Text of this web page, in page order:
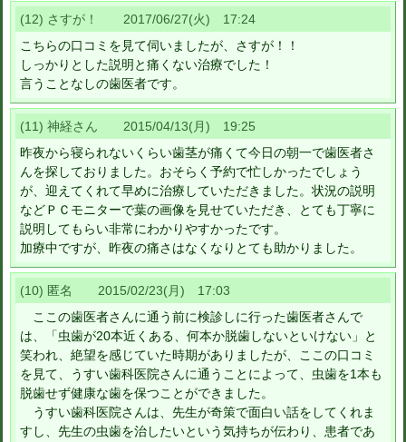
(12) さすが！ 2017/06/27(火) 17:24
こちらの口コミを見て伺いましたが、さすが！！
しっかりとした説明と痛くない治療でした！
言うことなしの歯医者です。
(11) 神経さん 2015/04/13(月) 19:25
昨夜から寝られないくらい歯茎が痛くて今日の朝一で歯医者さ
んを探しておりました。おそらく予約で忙しかったでしょう
が、迎えてくれて早めに治療していただきました。状況の説明
などＰＣモニターで葉の画像を見せていただき、とても丁寧に
説明してもらい非常にわかりやすかったです。
加療中ですが、昨夜の痛さはなくなりとても助かりました。
(10) 匿名 2015/02/23(月) 17:03
ここの歯医者さんに通う前に検診しに行った歯医者さんで
は、「虫歯が20本近くある、何本か脱歯しないといけない」と
笑われ、絶望を感じていた時期がありましたが、ここの口コミ
を見て、うすい歯科医院さんに通うことによって、虫歯を1本も
脱歯せず健康な歯を保つことができました。
うすい歯科医院さんは、先生が奇策で面白い話をしてくれま
すし、先生の虫歯を治したいという気持ちが伝わり、患者であ